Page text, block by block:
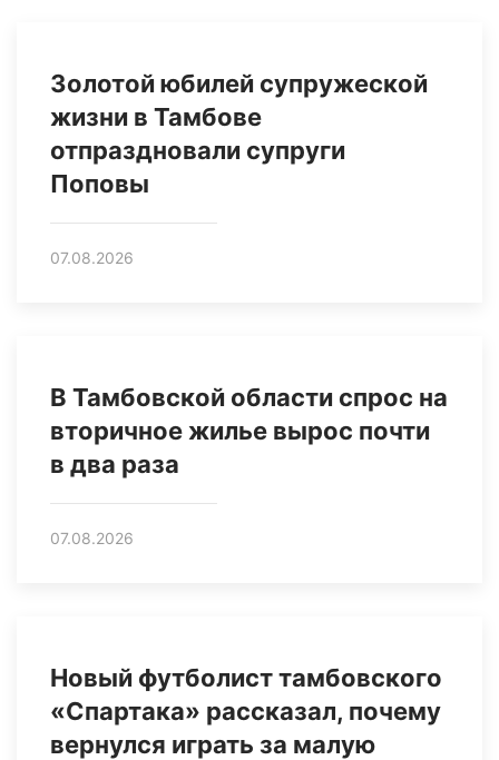
Золотой юбилей супружеской
жизни в Тамбове
отпраздновали супруги
Поповы
07.08.2026
В Тамбовской области спрос на
вторичное жилье вырос почти
в два раза
07.08.2026
Новый футболист тамбовского
«Спартака» рассказал, почему
вернулся играть за малую